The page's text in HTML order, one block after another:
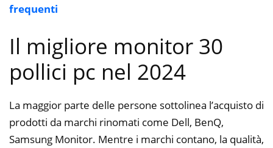
frequenti
Il migliore monitor 30
pollici pc nel 2024
La maggior parte delle persone sottolinea l’acquisto di
prodotti da marchi rinomati come Dell, BenQ,
Samsung Monitor. Mentre i marchi contano, la qualità,